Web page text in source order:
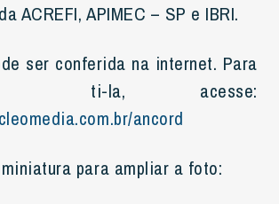
ACREFI, APIMEC – SP e IBRI.
ser conferida na internet. Para
ti-la, acesse:
ancord
para ampliar a foto: